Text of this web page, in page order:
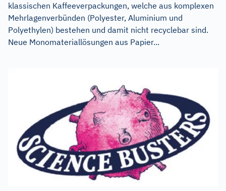
klassischen Kaffeeverpackungen, welche aus komplexen
Mehrlagenverbünden (Polyester, Aluminium und
Polyethylen) bestehen und damit nicht recyclebar sind.
Neue Monomateriallösungen aus Papier...